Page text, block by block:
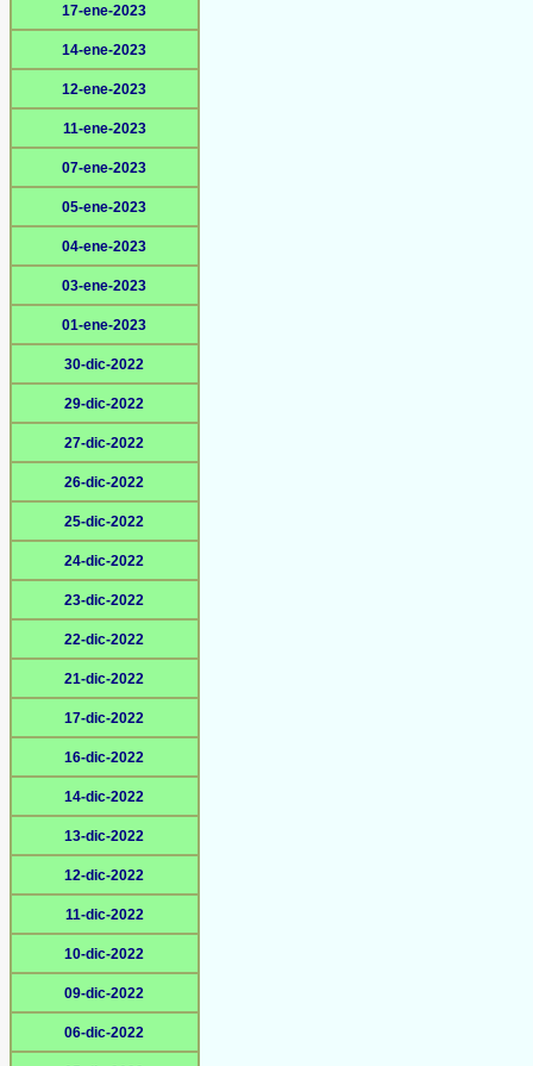
17-ene-2023
14-ene-2023
12-ene-2023
11-ene-2023
07-ene-2023
05-ene-2023
04-ene-2023
03-ene-2023
01-ene-2023
30-dic-2022
29-dic-2022
27-dic-2022
26-dic-2022
25-dic-2022
24-dic-2022
23-dic-2022
22-dic-2022
21-dic-2022
17-dic-2022
16-dic-2022
14-dic-2022
13-dic-2022
12-dic-2022
11-dic-2022
10-dic-2022
09-dic-2022
06-dic-2022